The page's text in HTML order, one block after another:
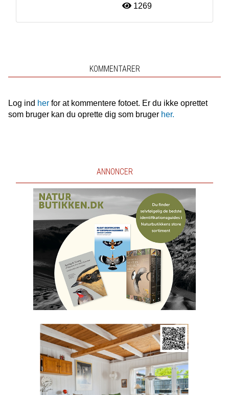
1269
KOMMENTARER
Log ind herfor at kommentere fotoet. Er du ikke oprettet
som bruger kan du oprette dig som bruger her.
ANNONCER